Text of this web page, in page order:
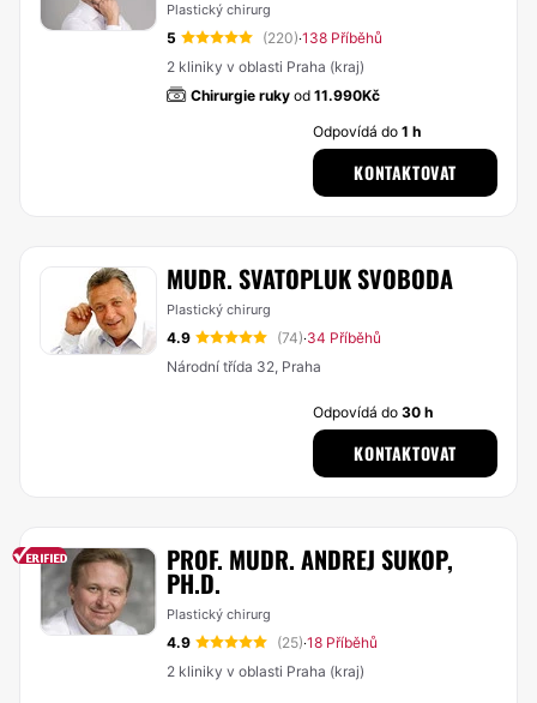
Plastický chirurg
5 (220)·138 Příběhů
2 kliniky v oblasti Praha (kraj)
Chirurgie ruky od 11.990Kč
Odpovídá do1 h
KONTAKTOVAT
MUDR. SVATOPLUK SVOBODA
Plastický chirurg
4.9 (74)·34 Příběhů
Národní třída 32, Praha
Odpovídá do30 h
KONTAKTOVAT
PROF. MUDR. ANDREJ SUKOP,
PH.D.
Plastický chirurg
4.9 (25)·18 Příběhů
2 kliniky v oblasti Praha (kraj)